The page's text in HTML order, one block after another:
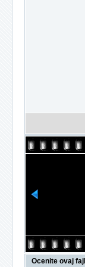
Ocenite ovaj fajl